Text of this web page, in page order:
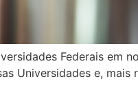
Federais em
Universidades e, mais